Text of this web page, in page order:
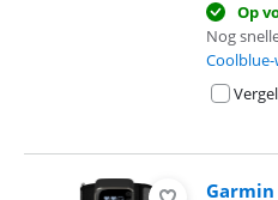
Op
Nog
Garmin